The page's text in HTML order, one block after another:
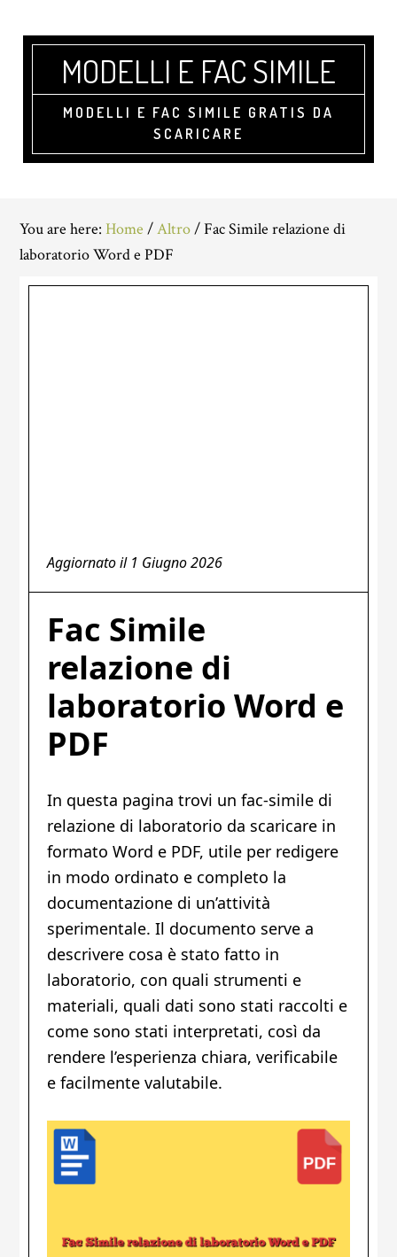
primary
footer
MODELLI E FAC SIMILE
MODELLI E FAC SIMILE GRATIS DA
SCARICARE
You are here:Home /Altro/Fac Simile relazione di
laboratorio Word e PDF
Aggiornato il 1 Giugno 2026
Fac Simile
relazione di
laboratorio Word e
PDF
In questa pagina trovi un fac-simile di
relazione di laboratorio da scaricare in
formato Word e PDF, utile per redigere
in modo ordinato e completo la
documentazione di un’attività
sperimentale. Il documento serve a
descrivere cosa è stato fatto in
laboratorio, con quali strumenti e
materiali, quali dati sono stati raccolti e
come sono stati interpretati, così da
rendere l’esperienza chiara, verificabile
e facilmente valutabile.